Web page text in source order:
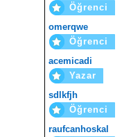
Öğrenci
omerqwe
Öğrenci
acemicadi
Yazar
sdlkfjh
Öğrenci
raufcanhoskal